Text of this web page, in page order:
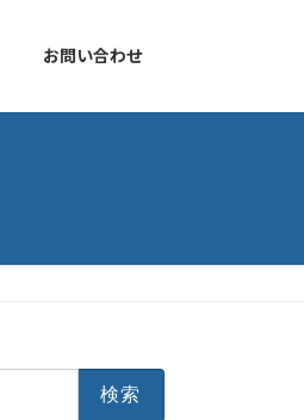
お問い合わせ